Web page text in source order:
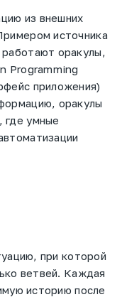
из внешних
источника
оракулы,
Programming
приложения)
оракулы
где умные
при которой
ветвей. Каждая
историю после